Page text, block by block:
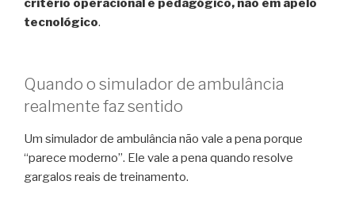
critério operacional e pedagógico, não em apelo
tecnológico.
Quando o simulador de ambulância
realmente faz sentido
Um simulador de ambulância não vale a pena porque
“parece moderno”. Ele vale a pena quando resolve
gargalos reais de treinamento.